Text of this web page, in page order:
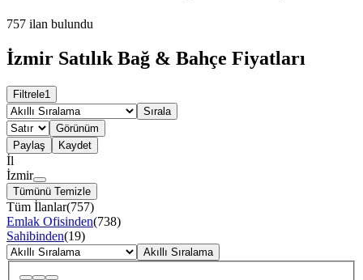
757 ilan bulundu
İzmir Satılık Bağ & Bahçe Fiyatları
Filtrele1
Sırala
Görünüm
Paylaş
Kaydet
İl
İzmir
Tümünü Temizle
Tüm İlanlar(757)
Emlak Ofisinden(738)
Sahibinden(19)
Akıllı Sıralama